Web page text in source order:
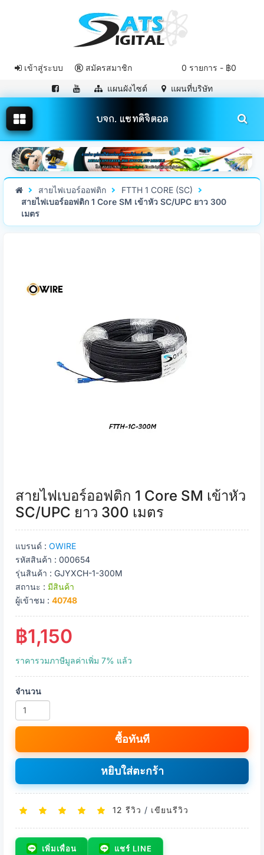
0 รายการ - ฿0
เข้าสู่ระบบ สมัครสมาชิก
แผนผังไซต์ แผนที่บริษัท
บจก. แซทดิจิตอล
สายไฟเบอร์ออฟติก
FTTH 1 CORE (SC)
สายไฟเบอร์ออฟติก 1 Core SM เข้าหัว SC/UPC ยาว 300
เมตร
สายไฟเบอร์ออฟติก 1 Core SM เข้าหัว
SC/UPC ยาว 300 เมตร
แบรนด์ : OWIRE
รหัสสินค้า : 000654
รุ่นสินค้า : GJYXCH-1-300M
สถานะ : มีสินค้า
ผู้เข้าชม : 40748
฿1,150
ราคารวมภาษีมูลค่าเพิ่ม 7% แล้ว
จำนวน
ซื้อทันที
หยิบใส่ตะกร้า
12 รีวิว / เขียนรีวิว
เพิ่มเพื่อน แชร์ LINE